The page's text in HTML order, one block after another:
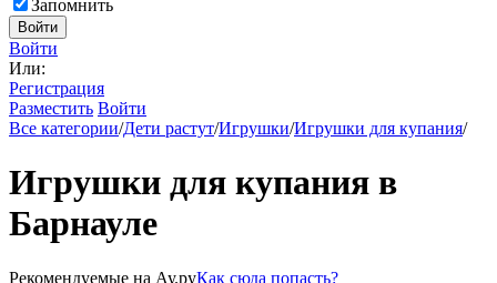
Запомнить
Войти
Войти
Или:
Регистрация
Разместить Войти
Все категории/Дети растут/Игрушки/Игрушки для купания/
Игрушки для купания в
Барнауле
Рекомендуемые на Ау.руКак сюда попасть?